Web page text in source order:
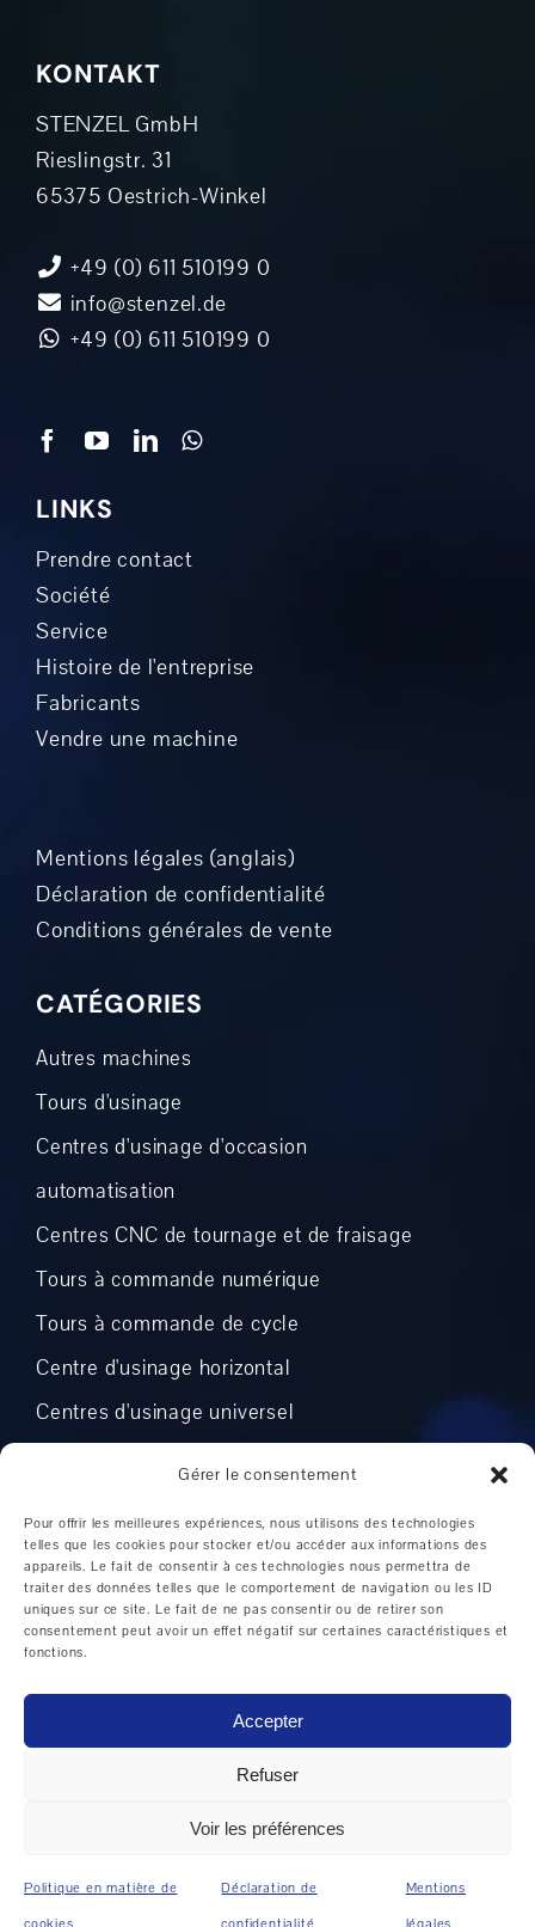
Gérer le consentement
Pour offrir les meilleures expériences, nous utilisons des technologies
telles que les cookies pour stocker et/ou accéder aux informations des
appareils. Le fait de consentir à ces technologies nous permettra de
traiter des données telles que le comportement de navigation ou les ID
uniques sur ce site. Le fait de ne pas consentir ou de retirer son
consentement peut avoir un effet négatif sur certaines caractéristiques et
fonctions.
Accepter
Refuser
Voir les préférences
Politique en matière de
Déclaration de
Mentions
KONTAKT
STENZEL GmbH
Rieslingstr. 31
65375 Oestrich-Winkel
+49 (0) 611 510199 0
info@stenzel.de
+49 (0) 611 510199 0
LINKS
Prendre contact
Société
Service
Histoire de l'entreprise
Fabricants
Vendre une machine
Mentions légales (anglais)
Déclaration de confidentialité
Conditions générales de vente
CATÉGORIES
Autres machines
Tours d'usinage
Centres d'usinage d'occasion
automatisation
Centres CNC de tournage et de fraisage
Tours à commande numérique
Tours à commande de cycle
Centre d'usinage horizontal
Centres d'usinage universel
FABRICANTS
DMG MORI
Boehringer